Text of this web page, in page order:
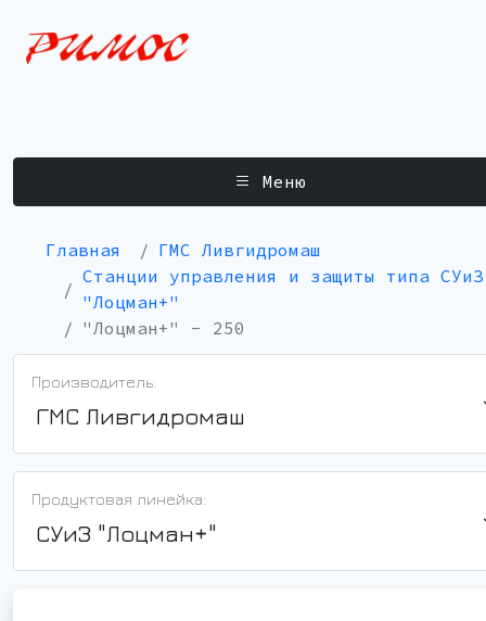
Меню
Главная
ГМС Ливгидромаш
Станции управления и защиты типа СУиЗ
"Лоцман+"
"Лоцман+" - 250
Производитель:
ГМС Ливгидромаш
Продуктовая линейка:
СУиЗ "Лоцман+"